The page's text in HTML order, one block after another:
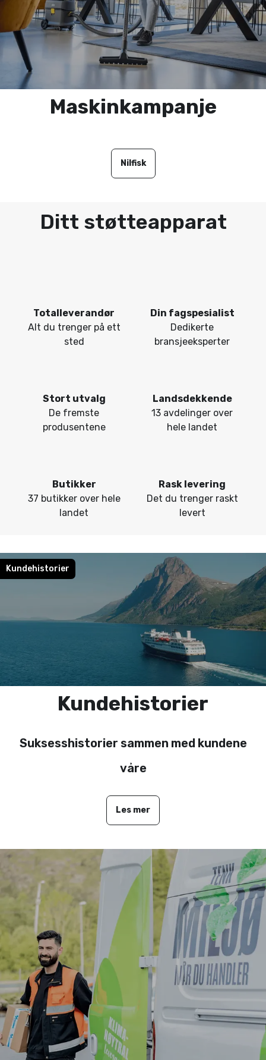
Maskinkampanje
Nilfisk
Ditt støtteapparat
Totalleverandør
Alt du trenger på ett
sted
Din fagspesialist
Dedikerte
bransjeeksperter
Stort utvalg
De fremste
produsentene
Landsdekkende
13 avdelinger over
hele landet
Butikker
37 butikker over hele
landet
Rask levering
Det du trenger raskt
levert
Kundehistorier
Kundehistorier
Suksesshistorier sammen med kundene
våre
Les mer